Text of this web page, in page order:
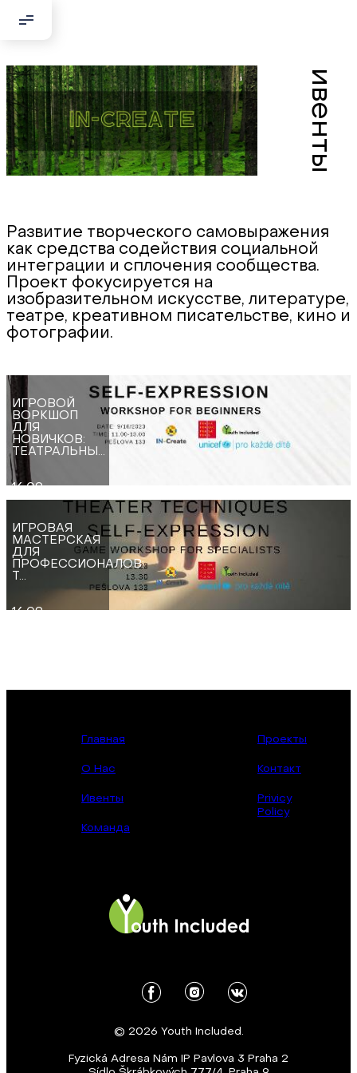
Добрый день!
Если вы хотите с нами связаться,
пожалуйста, контактируйте нас:
По адресу:
Или в соцсети Telegram:
@Interkulturnipracepraha14
ивенты
Развитие творческого самовыражения
как средства содействия социальной
интеграции и сплочения сообщества.
Проект фокусируется на
изобразительном искусстве, литературе,
театре, креативном писательстве, кино и
фотографии.
ИГРОВОЙ
ВОРКШОП
ДЛЯ
НОВИЧКОВ:
ТЕАТРАЛЬНЫ...
16.09
ИГРОВАЯ
МАСТЕРСКАЯ
ДЛЯ
ПРОФЕССИОНАЛОВ:
Т...
16.09
Главная
О Нас
Ивенты
Команда
Проекты
Контакт
Privicy
Policy
© 2026 Youth Included.
Fyzická Adresa Nám IP Pavlova 3 Praha 2